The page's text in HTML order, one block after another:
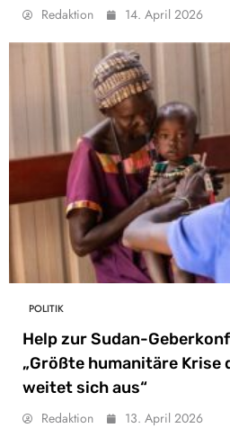
Redaktion 14. April 2026
POLITIK
Help zur Sudan-
„Größte humanitäre Krise
weitet sich aus“
Redaktion 13. April 2026